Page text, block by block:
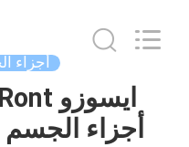
الصفحة
الرئيسية
Technology
أجزاء
أجزاء